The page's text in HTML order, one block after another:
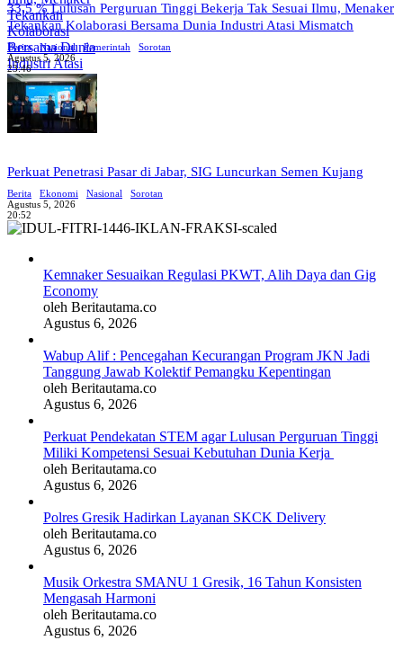
33,5 % Lulusan Perguruan Tinggi Bekerja Tak Sesuai Ilmu, Menaker
Tekankan Kolaborasi Bersama Dunia Industri Atasi Mismatch
Berita Nasional Pemerintah
Sorotan
Agustus 5, 2026
23:46
Perkuat Penetrasi Pasar di Jabar, SIG Luncurkan Semen Kujang
Berita Ekonomi Nasional
Sorotan
Agustus 5, 2026
20:52
Kemnaker Sesuaikan Regulasi PKWT, Alih Daya dan Gig
Economy
oleh Beritautama.co
Agustus 6, 2026
Wabup Alif : Pencegahan Kecurangan Program JKN Jadi
Tanggung Jawab Kolektif Pemangku Kepentingan
oleh Beritautama.co
Agustus 6, 2026
Perkuat Pendekatan STEM agar Lulusan Perguruan Tinggi
Miliki Kompetensi Sesuai Kebutuhan Dunia Kerja
oleh Beritautama.co
Agustus 6, 2026
Polres Gresik Hadirkan Layanan SKCK Delivery
oleh Beritautama.co
Agustus 6, 2026
Musik Orkestra SMANU 1 Gresik, 16 Tahun Konsisten
Mengasah Harmoni
oleh Beritautama.co
Agustus 6, 2026